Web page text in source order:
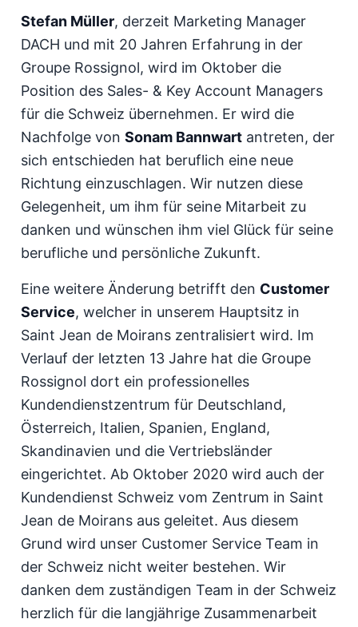
Stefan Müller, derzeit Marketing Manager
DACH und mit 20 Jahren Erfahrung in der
Groupe Rossignol, wird im Oktober die
Position des Sales- & Key Account Managers
für die Schweiz übernehmen. Er wird die
Nachfolge von Sonam Bannwart antreten, der
sich entschieden hat beruflich eine neue
Richtung einzuschlagen. Wir nutzen diese
Gelegenheit, um ihm für seine Mitarbeit zu
danken und wünschen ihm viel Glück für seine
berufliche und persönliche Zukunft.
Eine weitere Änderung betrifft den Customer
Service, welcher in unserem Hauptsitz in
Saint Jean de Moirans zentralisiert wird. Im
Verlauf der letzten 13 Jahre hat die Groupe
Rossignol dort ein professionelles
Kundendienstzentrum für Deutschland,
Österreich, Italien, Spanien, England,
Skandinavien und die Vertriebsländer
eingerichtet. Ab Oktober 2020 wird auch der
Kundendienst Schweiz vom Zentrum in Saint
Jean de Moirans aus geleitet. Aus diesem
Grund wird unser Customer Service Team in
der Schweiz nicht weiter bestehen. Wir
danken dem zuständigen Team in der Schweiz
herzlich für die langjährige Zusammenarbeit